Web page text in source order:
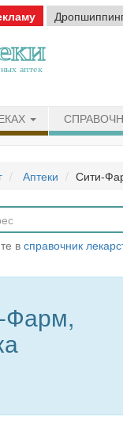
Аптеки Сити-
в справочник
Фарм,